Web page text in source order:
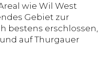
wie Wil West
Gebiet zur
bestens erschlossen,
auf Thurgauer